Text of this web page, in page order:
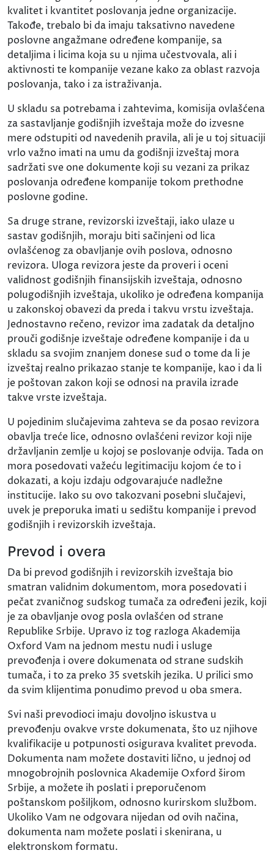
kvalitet i kvantitet poslovanja jedne organizacije.
Takođe, trebalo bi da imaju taksativno navedene
poslovne angažmane određene kompanije, sa
detaljima i licima koja su u njima učestvovala, ali i
aktivnosti te kompanije vezane kako za oblast razvoja
poslovanja, tako i za istraživanja.
U skladu sa potrebama i zahtevima, komisija ovlašćena
za sastavljanje godišnjih izveštaja može do izvesne
mere odstupiti od navedenih pravila, ali je u toj situaciji
vrlo važno imati na umu da godišnji izveštaj mora
sadržati sve one dokumente koji su vezani za prikaz
poslovanja određene kompanije tokom prethodne
poslovne godine.
Sa druge strane, revizorski izveštaji, iako ulaze u
sastav godišnjih, moraju biti sačinjeni od lica
ovlašćenog za obavljanje ovih poslova, odnosno
revizora. Uloga revizora jeste da proveri i oceni
validnost godišnjih finansijskih izveštaja, odnosno
polugodišnjih izveštaja, ukoliko je određena kompanija
u zakonskoj obavezi da preda i takvu vrstu izveštaja.
Jednostavno rečeno, revizor ima zadatak da detaljno
prouči godišnje izveštaje određene kompanije i da u
skladu sa svojim znanjem donese sud o tome da li je
izveštaj realno prikazao stanje te kompanije, kao i da li
je poštovan zakon koji se odnosi na pravila izrade
takve vrste izveštaja.
U pojedinim slučajevima zahteva se da posao revizora
obavlja treće lice, odnosno ovlašćeni revizor koji nije
državljanin zemlje u kojoj se poslovanje odvija. Tada on
mora posedovati važeću legitimaciju kojom će to i
dokazati, a koju izdaju odgovarajuće nadležne
institucije. Iako su ovo takozvani posebni slučajevi,
uvek je preporuka imati u sedištu kompanije i prevod
godišnjih i revizorskih izveštaja.
Prevod i overa
Da bi prevod godišnjih i revizorskih izveštaja bio
smatran validnim dokumentom, mora posedovati i
pečat zvaničnog sudskog tumača za određeni jezik, koji
je za obavljanje ovog posla ovlašćen od strane
Republike Srbije. Upravo iz tog razloga Akademija
Oxford Vam na jednom mestu nudi i usluge
prevođenja i overe dokumenata od strane sudskih
tumača, i to za preko 35 svetskih jezika. U prilici smo
da svim klijentima ponudimo prevod u oba smera.
Svi naši prevodioci imaju dovoljno iskustva u
prevođenju ovakve vrste dokumenata, što uz njihove
kvalifikacije u potpunosti osigurava kvalitet prevoda.
Dokumenta nam možete dostaviti lično, u jednoj od
mnogobrojnih poslovnica Akademije Oxford širom
Srbije, a možete ih poslati i preporučenom
poštanskom pošiljkom, odnosno kurirskom službom.
Ukoliko Vam ne odgovara nijedan od ovih načina,
dokumenta nam možete poslati i skenirana, u
elektronskom formatu.